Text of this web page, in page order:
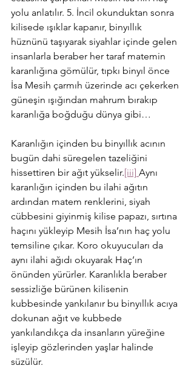
yolu anlatılır. 5. İncil okunduktan sonra
kilisede ışıklar kapanır, binyıllık
hüznünü taşıyarak siyahlar içinde gelen
insanlarla beraber her taraf matemin
karanlığına gömülür, tıpkı binyıl önce
İsa Mesih çarmıh üzerinde acı çekerken
güneşin ışığından mahrum bırakıp
karanlığa boğduğu dünya gibi…
Karanlığın içinden bu binyıllık acının
bugün dahi süregelen tazeliğini
hissettiren bir ağıt yükselir.[iii] Aynı
karanlığın içinden bu ilahi ağıtın
ardından matem renklerini, siyah
cübbesini giyinmiş kilise papazı, sırtına
haçını yükleyip Mesih İsa’nın haç yolu
temsiline çıkar. Koro okuyucuları da
aynı ilahi ağıdı okuyarak Haç’ın
önünden yürürler. Karanlıkla beraber
sessizliğe bürünen kilisenin
kubbesinde yankılanır bu binyıllık acıya
dokunan ağıt ve kubbede
yankılandıkça da insanların yüreğine
işleyip gözlerinden yaşlar halinde
süzülür.